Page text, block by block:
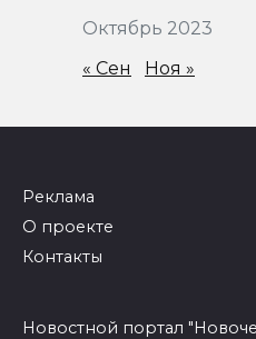
Октябрь 2023
« Сен Ноя »
Реклама
О проекте
Контакты
Новостной портал